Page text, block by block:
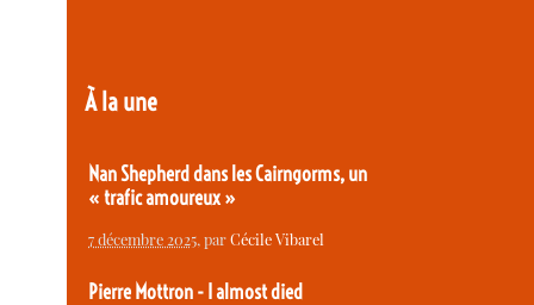
À la une
Nan Shepherd dans les Cairngorms, un
« trafic amoureux »
7 décembre 2025, parCécile Vibarel
Pierre Mottron - I almost died